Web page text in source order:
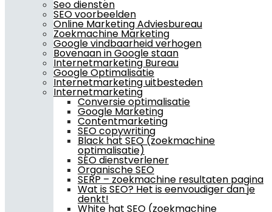
Seo diensten
SEO voorbeelden
Online Marketing Adviesbureau
Zoekmachine Marketing
Google vindbaarheid verhogen
Bovenaan in Google staan
Internetmarketing Bureau
Google Optimalisatie
Internetmarketing uitbesteden
Internetmarketing
Conversie optimalisatie
Google Marketing
Contentmarketing
SEO copywriting
Black hat SEO (zoekmachine
optimalisatie)
SEO dienstverlener
Organische SEO
SERP – zoekmachine resultaten pagina
Wat is SEO? Het is eenvoudiger dan je
denkt!
White hat SEO (zoekmachine